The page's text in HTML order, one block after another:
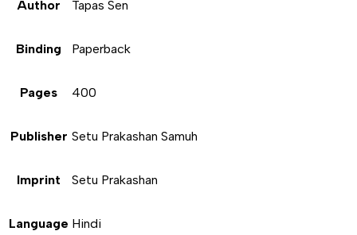
Author Tapas Sen
Binding Paperback
Pages 400
Publisher Setu Prakashan Samuh
Imprint Setu Prakashan
Language Hindi